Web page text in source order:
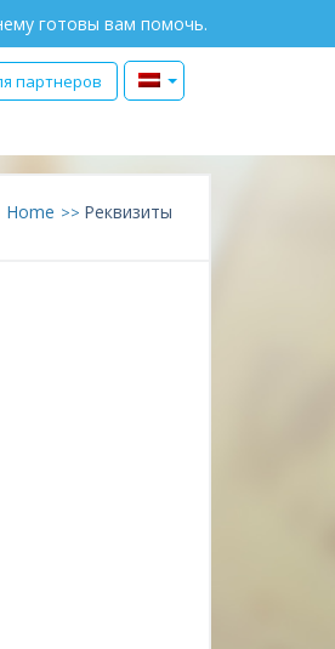
готовы вам помочь.
партнеров
Home Реквизиты